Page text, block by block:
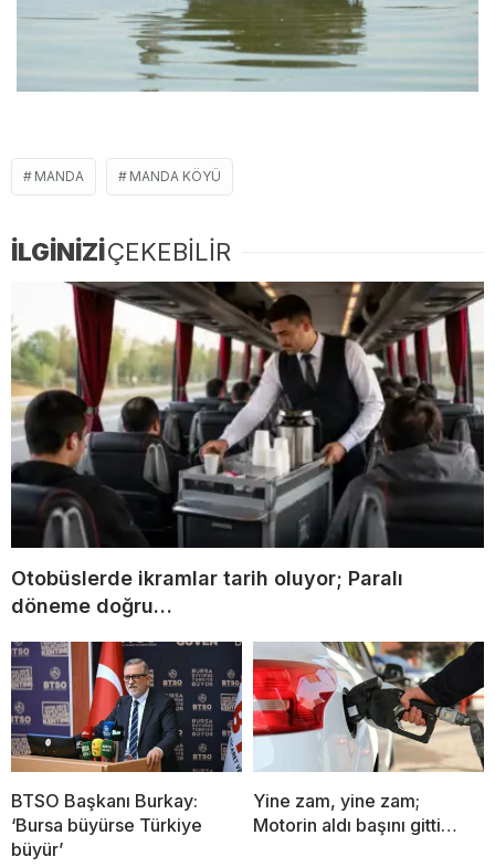
MANDA MANDA KÖYÜ
İLGİNİZİÇEKEBİLİR
Otobüslerde ikramlar tarih oluyor; Paralı
döneme doğru…
BTSO Başkanı Burkay:
‘Bursa büyürse Türkiye
büyür’
Yine zam, yine zam;
Motorin aldı başını gitti…